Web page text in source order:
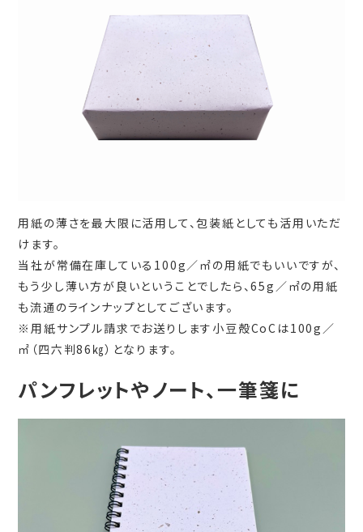
用紙の薄さを最大限に活用して、包装紙としても活用いただ
けます。
当社が常備在庫している100g／㎡の用紙でもいいですが、
もう少し薄い方が良いということでしたら、65g／㎡の用紙
も流通のラインナップとしてございます。
※用紙サンプル請求でお送りします小豆殻CoCは100g／
㎡（四六判86㎏）となります。
パンフレットやノート、一筆箋に